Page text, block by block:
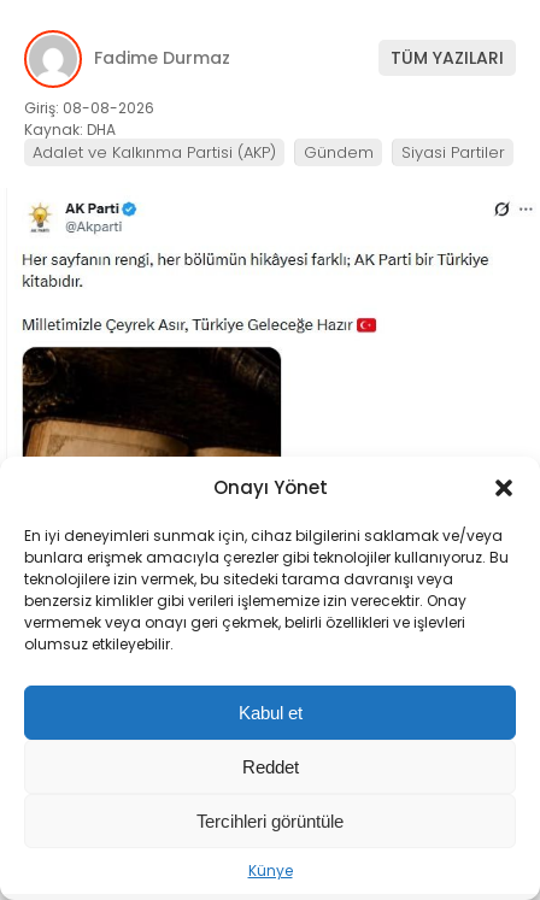
Onayı Yönet
En iyi deneyimleri sunmak için, cihaz bilgilerini saklamak ve/veya
bunlara erişmek amacıyla çerezler gibi teknolojiler kullanıyoruz. Bu
teknolojilere izin vermek, bu sitedeki tarama davranışı veya
benzersiz kimlikler gibi verileri işlememize izin verecektir. Onay
vermemek veya onayı geri çekmek, belirli özellikleri ve işlevleri
olumsuz etkileyebilir.
Kabul et
Reddet
Tercihleri görüntüle
Künye
Fadime Durmaz TÜM YAZILARI
Giriş: 08-08-2026
Kaynak: DHA
Adalet ve Kalkınma Partisi (AKP) Gündem Siyasi Partiler